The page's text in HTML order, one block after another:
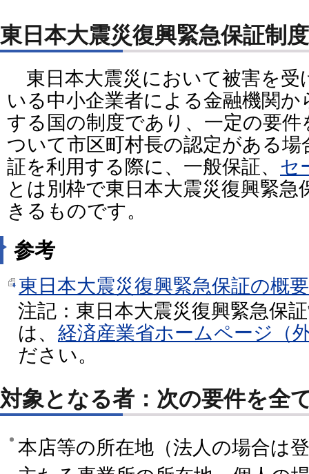
東日本大震災復興緊急保証制
東日本大震災において被害を受
いる中小企業者による金融機関
する国の制度であり、一定の要
ついて市区町村長の認定がある場
証を利用する際に、一般保証、 セ
とは別枠で東日本大震災復興緊
きるものです。
参考
東日本大震災復興緊急保証の概
注記：東日本大震災復興緊急保
は、 経済産業省ホームページ（
ださい。
対象となる者：次の要件を全
本店等の所在地（法人の場合は